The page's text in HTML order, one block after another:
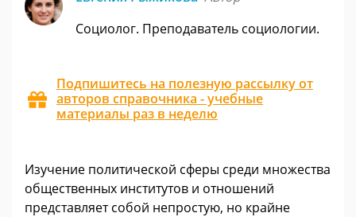
Социолог. Преподаватель социологии.
Подпишитесь на полезную рассылку от
авторов справочника - учебные
материалы раз в неделю
Изучение политической сферы среди множества
общественных институтов и отношений
представляет собой непростую, но крайне